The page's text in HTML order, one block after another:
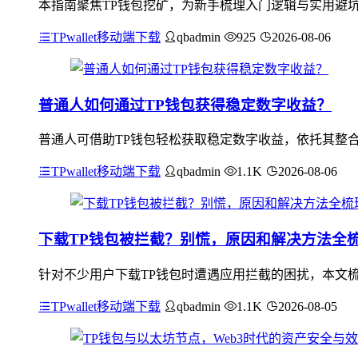
本指南聚焦TP钱包挖矿，为新手梳理入门逻辑与实用避
TPwallet移动端下载 qbadmin 925 2026-08-06
普通人如何通过TP钱包获得稳定数字收益？
普通人可借助TP钱包轻松获取稳定数字收益，依托其整
TPwallet移动端下载 qbadmin 1.1K 2026-08-06
下载TP钱包被拦截？别慌，原因和解决方法全
针对不少用户下载TP钱包时遭遇应用拦截的困扰，本文
TPwallet移动端下载 qbadmin 1.1K 2026-08-05